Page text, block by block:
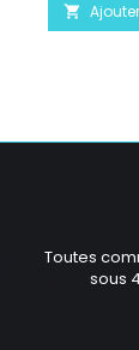

Toutes
sous